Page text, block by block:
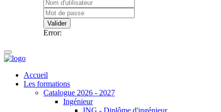
Valider
Error:
Accueil
Les formations
Catalogue 2026 - 2027
Ingénieur
ING - Diplôme d'ingénieur